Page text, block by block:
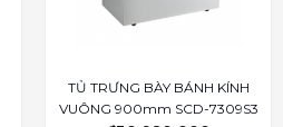
TỦ TRƯNG BÀY BÁNH KÍNH
VUÔNG 900mm SCD-7309S3